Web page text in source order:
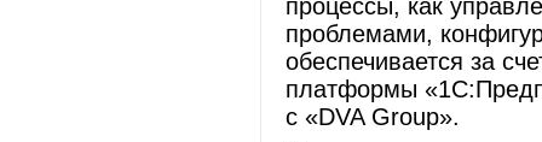
процессы, как
проблемами,
обеспечивается за
платформы
с «DVA Group».